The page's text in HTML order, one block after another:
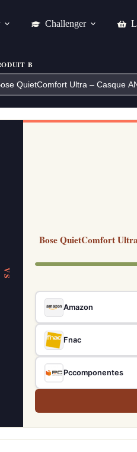
Challenger
B
VS
Bose QuietComfort
Amazon
Fnac
Pccomponentes